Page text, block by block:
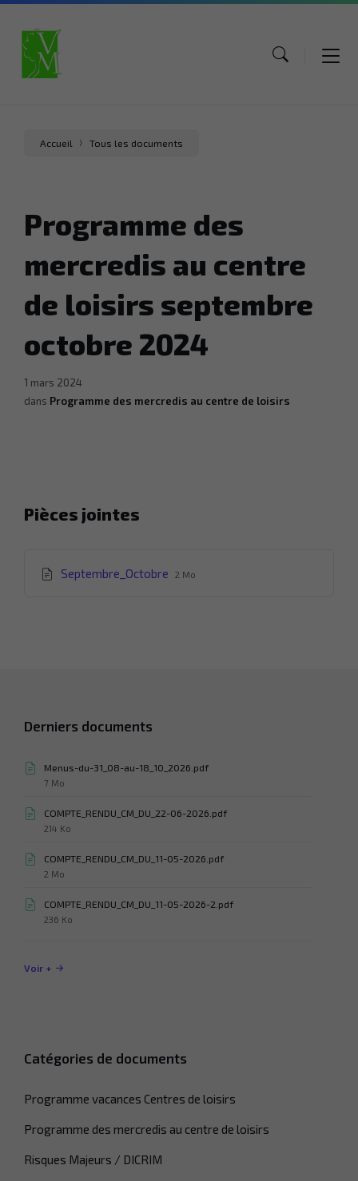
Aller
contenu
Aller
menu
Aller
page
Accueil Tous les documents
Programme des
mercredis au centre
de loisirs septembre
octobre 2024
1 mars 2024
dans Programme des mercredis au centre de loisirs
Pièces jointes
Septembre_Octobre Extension
Taille
2 Mo
Derniers documents
Menus-du-31_08-au-18_10_2026.pdf
Taille
7 Mo
COMPTE_RENDU_CM_DU_22-06-2026.pdf
Taille
214 Ko
COMPTE_RENDU_CM_DU_11-05-2026.pdf
Taille
2 Mo
COMPTE_RENDU_CM_DU_11-05-2026-2.pdf
Taille
236 Ko
Voir +
Catégories de documents
Programme vacances Centres de loisirs
Programme des mercredis au centre de loisirs
Risques Majeurs / DICRIM